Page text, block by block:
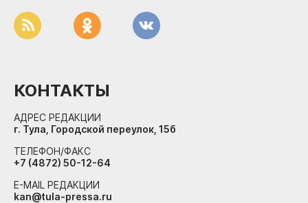
КОНТАКТЫ
АДРЕС РЕДАКЦИИ
г. Тула, Городской переулок, 15б
ТЕЛЕФОН/ФАКС
+7 (4872) 50-12-64
E-MAIL РЕДАКЦИИ
kan@tula-pressa.ru